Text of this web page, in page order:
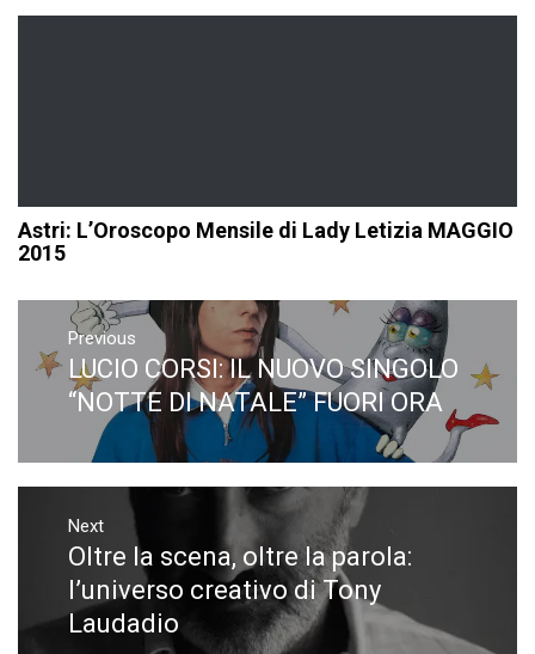
Astri: L’Oroscopo Mensile di Lady Letizia MAGGIO
2015
Navigazione
articoli
Previous
Previous
post:
LUCIO CORSI: IL NUOVO SINGOLO
“NOTTE DI NATALE” FUORI ORA
Next
Next
post:
Oltre la scena, oltre la parola:
l’universo creativo di Tony
Laudadio